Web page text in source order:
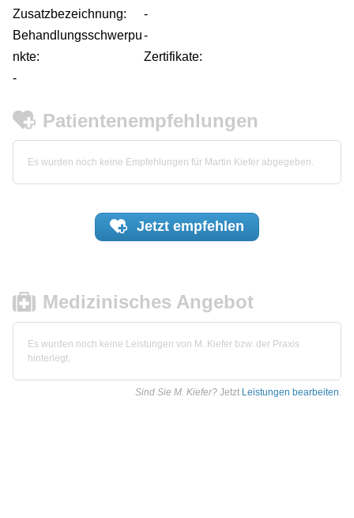
Zusatzbezeichnung:
-
Behandlungsschwerpu
nkte:
-
Zertifikate:
-
Patientenempfehlungen
Es wurden noch keine Empfehlungen für Martin Kiefer abgegeben.
Jetzt empfehlen
Medizinisches Angebot
Es wurden noch keine Leistungen von M. Kiefer bzw. der Praxis
hinterlegt.
Sind Sie M. Kiefer? Jetzt Leistungen bearbeiten.